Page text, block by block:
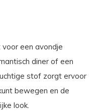
een avondje
diner of een
stof zorgt ervoor
bewegen en de
look.